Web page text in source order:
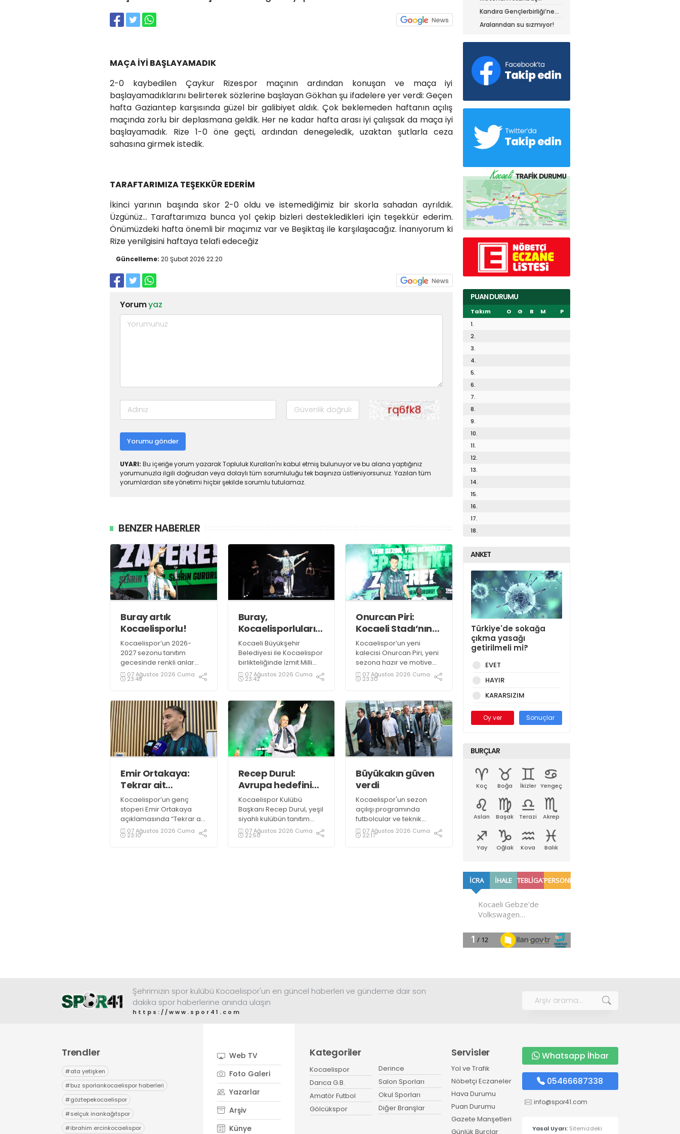
MAÇA İYİ BAŞLAYAMADIK
2-0 kaybedilen Çaykur Rizespor maçının ardından konuşan ve maça iyi
başlayamadıklarını belirterek sözlerine başlayan Gökhan şu ifadelere yer verdi: Geçen
hafta Gaziantep karşısında güzel bir galibiyet aldık. Çok beklemeden haftanın açılış
maçında zorlu bir deplasmana geldik. Her ne kadar hafta arası iyi çalışsak da maça iyi
başlayamadık. Rize 1-0 öne geçti, ardından denegeledik, uzaktan şutlarla ceza
sahasına girmek istedik.
TARAFTARIMIZA TEŞEKKÜR EDERİM
İkinci yarının başında skor 2-0 oldu ve istemediğimiz bir skorla sahadan ayrıldık.
Üzgünüz… Taraftarımıza bunca yol çekip bizleri destekledikleri için teşekkür ederim.
Önümüzdeki hafta önemli bir maçımız var ve Beşiktaş ile karşılaşacağız. İnanıyorum ki
Rize yenilgisini haftaya telafi edeceğiz
Güncelleme: 20 Şubat 2026 22:20
Yorumyaz
Yorumu gönder
UYARI: Bu içeriğe yorum yazarak Topluluk Kuralları'nı kabul etmiş bulunuyor ve bu alana yaptığınız
yorumunuzla ilgili doğrudan veya dolaylı tüm sorumluluğu tek başınıza üstleniyorsunuz. Yazılan tüm
yorumlardan site yönetimi hiçbir şekilde sorumlu tutulamaz.
BENZER HABERLER
Buray artık
Kocaelisporlu!
Kocaelispor’un 2026-
2027 sezonu tanıtım
gecesinde renkli anlar
yaşandı. Kocaelispor
Başkanı Recep Durul,
Kocaelispor formasını
giydirdi.
07 Ağustos 2026 Cuma
23:48
Buray,
Kocaelisporluları
mest etti
Kocaeli Büyükşehir
Belediyesi ile Kocaelispor
birlikteliğinde İzmit Milli
İrade Meydanı’nda
düzenlenen Kocaelispor
sevilen sanatçı Buray,
verdiği konserle meydanı
inletti.
07 Ağustos 2026 Cuma
23:42
Onurcan Piri:
Kocaeli Stadı’nın
atmosferini
biliyorum
Kocaelispor’un yeni
kalecisi Onurcan Piri, yeni
sezona hazır ve motive
olduklarını ifade etti.
07 Ağustos 2026 Cuma
23:30
Emir Ortakaya:
Tekrar ait
olduğum
yerdeyim
Kocaelispor’un genç
stoperi Emir Ortakaya
açıklamasında “Tekrar ait
olduğum yerdeyim” diye
konuştu.
07 Ağustos 2026 Cuma
23:10
Recep Durul:
Avrupa hedefini
sonuna kadar
kovalayacağız!
Kocaelispor Kulübü
Başkanı Recep Durul, yeşil
siyahlı kulübün tanıtım
gecesinde yeni tarihler
yazacaklarını ifade etti.
07 Ağustos 2026 Cuma
22:50
Büyükakın güven
verdi
Kocaelispor'un sezon
açılışı programında
futbolcular ve teknik
heyetle bir araya gelen
Başkan Tahir Büyükakın,
07 Ağustos 2026 Cuma
22:17
Kocaelispor forması ile
Kandıra Gençlerbirliği’ne
müthiş kanat!
Aralarından su sızmıyor!
PUAN DURUMU
Takım O G B M
P
1.
2.
3.
4.
5.
6.
7.
8.
9.
10.
11.
12.
13.
14.
15.
16.
17.
18.
ANKET
Türkiye'de sokağa
çıkma yasağı
getirilmeli mi?
EVET
HAYIR
KARARSIZIM
Oy ver Sonuçlar
BURÇLAR
Koç Boğa İkizler Yengeç
Aslan Başak Terazi Akrep
Yay Oğlak Kova Balık
Şehrimizin spor kulübü Kocaelispor'un en güncel haberleri ve gündeme dair son
dakika spor haberlerine anında ulaşın
https://www.spor41.com
Trendler
#ata yetişken
#buz sporlarıkocaelispor haberleri
#göztepekocaelispor
#selçuk inankağıtspor
#ibrahim ercinkocaelispor
Web TV
Foto Galeri
Yazarlar
Arşiv
Künye
Kategoriler
Kocaelispor
Darıca G.B.
Amatör Futbol
Gölcükspor
Derince
Salon Sporları
Okul Sporları
Diğer Branşlar
Servisler
Yol ve Trafik
Nöbetçi Eczaneler
Hava Durumu
Puan Durumu
Gazete Manşetleri
Günlük Burçlar
Whatsapp İhbar
05466687338
info@spor41.com
Yasal Uyarı: Sitemizdeki